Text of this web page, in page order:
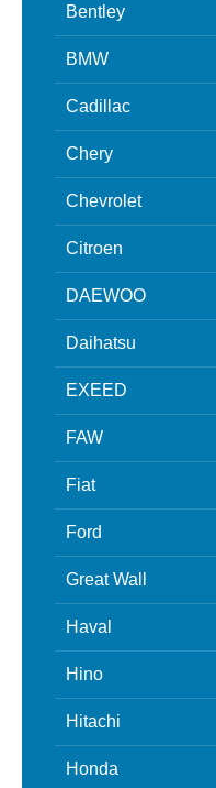
Bentley
BMW
Cadillac
Chery
Chevrolet
Citroen
DAEWOO
Daihatsu
EXEED
FAW
Fiat
Ford
Great Wall
Haval
Hino
Hitachi
Honda